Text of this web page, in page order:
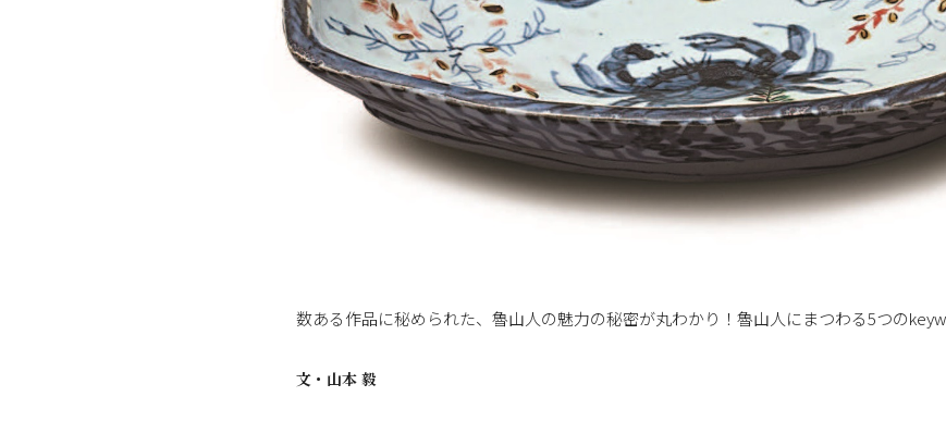
数ある作品に秘められた、魯山人の魅力の秘密が丸わかり！魯山人にまつわる5つの
文・ 山本 毅